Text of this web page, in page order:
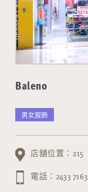
Baleno
男女服飾
店舖位置：215
電話：2433 7163